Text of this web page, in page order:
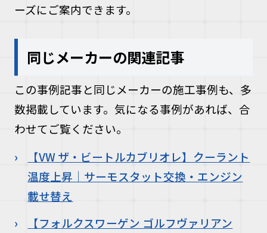
ーズにご案内できます。
同じメーカーの関連記事
この事例記事と同じメーカーの施工事例も、多
数掲載しています。気になる事例があれば、合
わせてご覧ください。
【VW ザ・ビートルカブリオレ】クーラント
温度上昇｜サーモスタット交換・エンジン
載せ替え
【フォルクスワーゲン ゴルフヴァリアン